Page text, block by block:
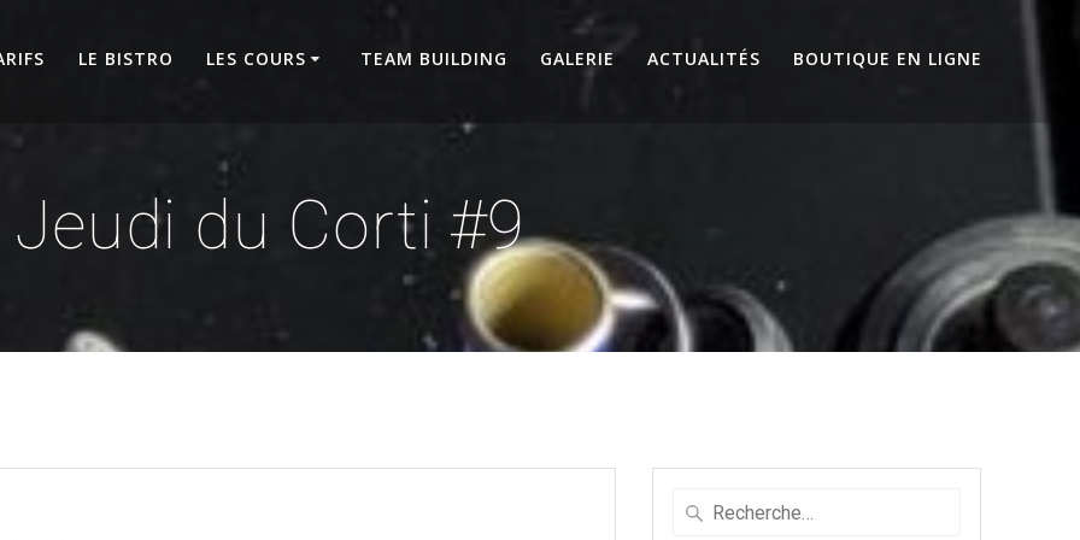
LE BISTRO LES COURS TEAM BUILDING GALERIE ACTUALITÉS BOUTIQUE EN LIGNE
Jeudi du Corti #9
Recherche